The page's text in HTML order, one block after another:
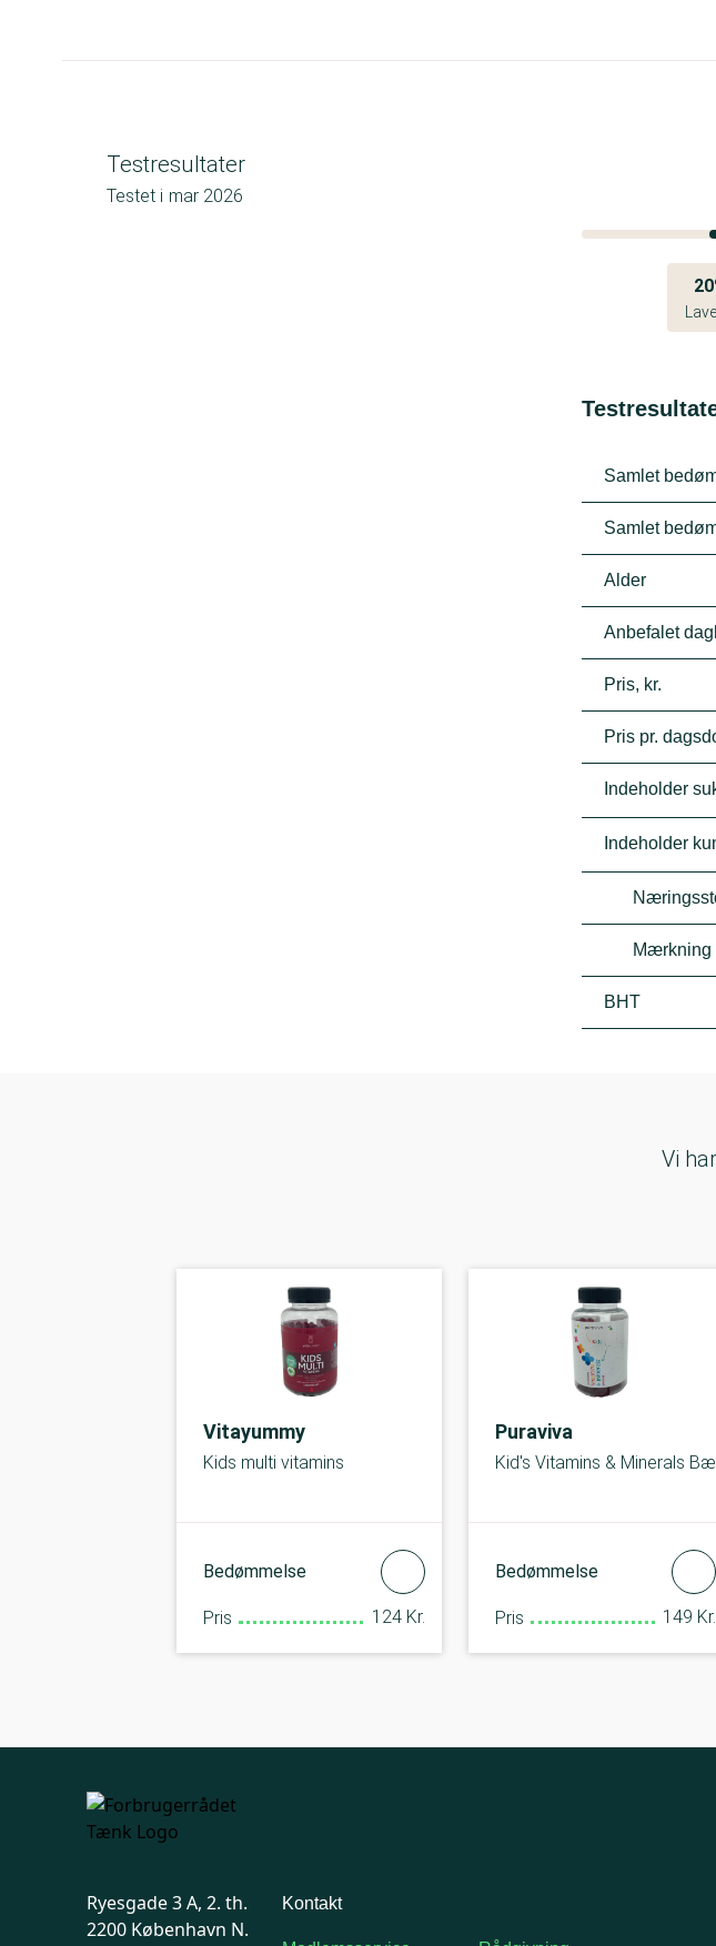
Testresultater
Testet i mar 2026
Samlet
Samlet
Alder
Anbefalet
Pris, kr.
Pris pr.
Indeholder
Indeholder
Mærkning
BHT
Vi
Vitayummy
Kids multi vitamins
Bedømmelse
Pris 124 Kr.
Puraviva
Kid's Vitamins & Minerals
Bedømmelse
Pris 149 Kr.
Ryesgade 3 A, 2. th.
2200 København N.
Kontakt